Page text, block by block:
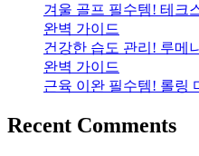
겨울 골프 필수템! 테크
완벽 가이드
건강한 습도 관리! 루메
완벽 가이드
근육 이완 필수템! 롤링
Recent Comments